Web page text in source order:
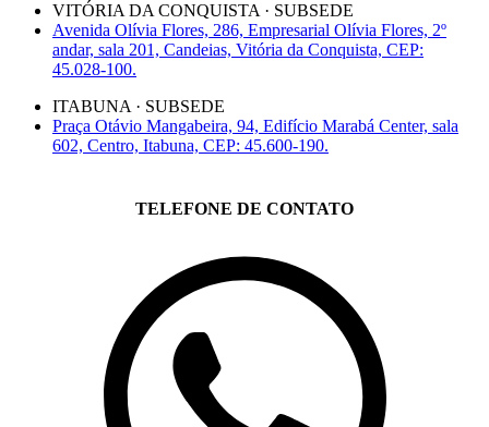
VITÓRIA DA CONQUISTA · SUBSEDE
Avenida Olívia Flores, 286, Empresarial Olívia Flores, 2º
andar, sala 201, Candeias, Vitória da Conquista, CEP:
45.028-100.
ITABUNA · SUBSEDE
Praça Otávio Mangabeira, 94, Edifício Marabá Center, sala
602, Centro, Itabuna, CEP: 45.600-190.
TELEFONE DE CONTATO